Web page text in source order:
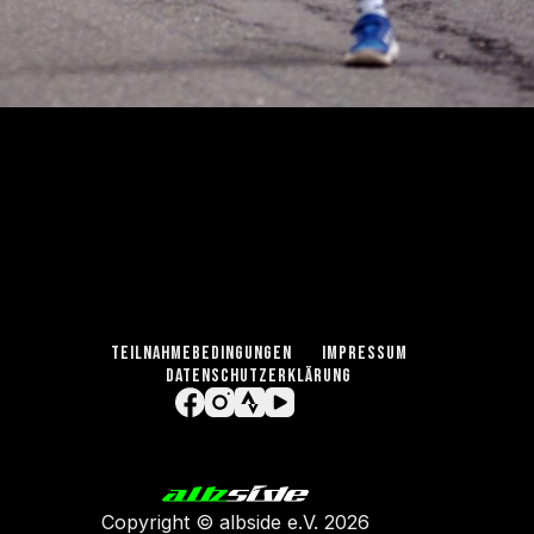
TEILNAHMEBEDINGUNGEN
IMPRESSUM
DATENSCHUTZERKLÄRUNG
Copyright © albside e.V. 2026